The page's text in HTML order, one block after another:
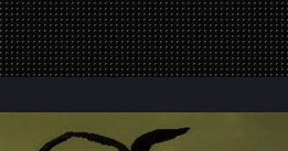
Online
Mandos y
Todo hardware